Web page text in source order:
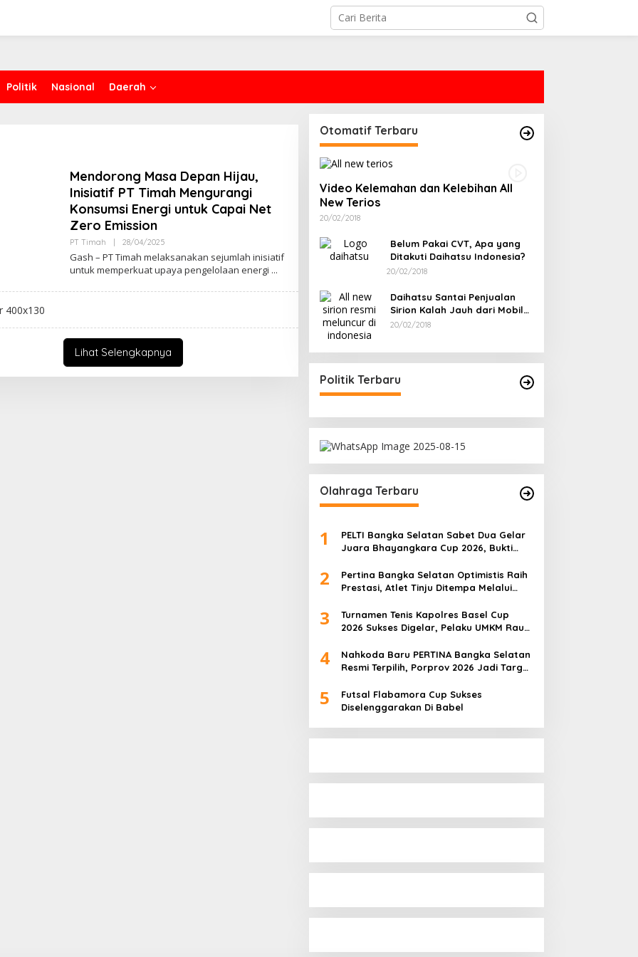
Politik Nasional Daerah
Mendorong Masa Depan Hijau,
Inisiatif PT Timah Mengurangi
Konsumsi Energi untuk Capai Net
Zero Emission
PT Timah 28/04/2025Oleh
Gash – PT Timah melaksanakan sejumlah inisiatif
untuk memperkuat upaya pengelolaan energi
Lihat Selengkapnya
Otomatif Terbaru
Video Kelemahan dan Kelebihan All
New Terios
20/02/2018
Belum Pakai CVT, Apa yang
Ditakuti Daihatsu Indonesia?
20/02/2018
Daihatsu Santai Penjualan
Sirion Kalah Jauh dari Mobil
LCGC
20/02/2018
Politik Terbaru
Olahraga Terbaru
1
PELTI Bangka Selatan Sabet Dua Gelar
Juara Bhayangkara Cup 2026, Bukti
2
Pertina Bangka Selatan Optimistis Raih
Prestasi, Atlet Tinju Ditempa Melalui
3
Turnamen Tenis Kapolres Basel Cup
2026 Sukses Digelar, Pelaku UMKM Raup
4
Nahkoda Baru PERTINA Bangka Selatan
Resmi Terpilih, Porprov 2026 Jadi Target
5
Futsal Flabamora Cup Sukses
Diselenggarakan Di Babel